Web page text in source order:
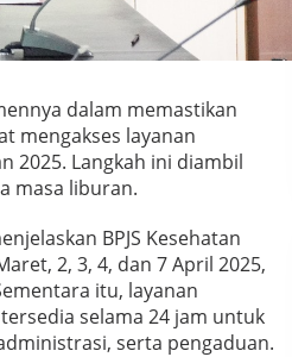
dalam memastikan
mengakses layanan
2025. Langkah ini diambil
masa liburan.
BPJS Kesehatan
2, 3, 4, dan 7 April 2025,
itu, layanan
selama 24 jam untuk
serta pengaduan.